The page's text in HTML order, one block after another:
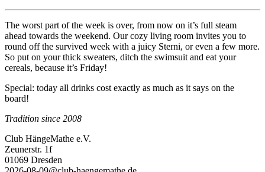
The worst part of the week is over, from now on it’s full steam
ahead towards the weekend. Our cozy living room invites you to
round off the survived week with a juicy Sterni, or even a few more.
So put on your thick sweaters, ditch the swimsuit and eat your
cereals, because it’s Friday!
Special: today all drinks cost exactly as much as it says on the
board!
Tradition since 2008
Club HängeMathe e.V.
Zeunerstr. 1f
01069 Dresden